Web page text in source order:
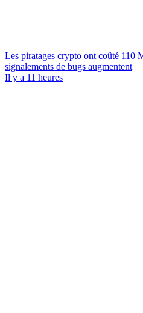
Les piratages crypto ont coûté 110
signalements de bugs augmentent
Il y a 11 heures